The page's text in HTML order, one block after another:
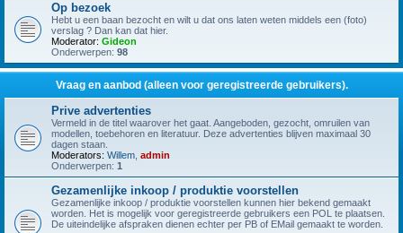
Op bezoek
Hebt u een baan bezocht en wilt u dat ons laten weten middels een (foto)
verslag ? Dan kan dat hier.
Moderator: Gideon
Onderwerpen: 98
Vraag en aanbod (alleen voor geregistreerde gebruikers).
Prive advertenties
Vermeld in de titel waarover het gaat. Aangeboden, gezocht, omruilen van
modellen, toebehoren en literatuur. Deze advertenties blijven maximaal 30
dagen staan.
Moderators: Willem admin
Onderwerpen: 1
Gezamenlijke inkoop / produktie voorstellen
Gezamenlijke inkoop / produktie voorstellen kunnen hier bekend gemaakt
worden. Het is mogelijk voor geregistreerde gebruikers een POL te plaatsen.
De uiteindelijke afspraken dienen echter per PB of EMail gemaakt te worden.